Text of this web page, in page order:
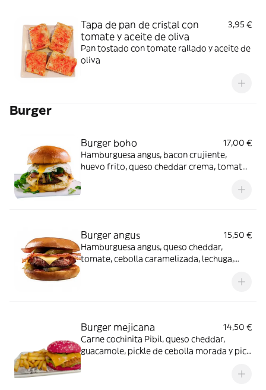
Tapa de pan de cristal con
tomate y aceite de oliva
3,95 €
Pan tostado con tomate rallado y aceite de
oliva
Burger
Burger boho
17,00 €
Hamburguesa angus, bacon crujiente,
huevo frito, queso cheddar crema, tomate,
Burger angus
15,50 €
Hamburguesa angus, queso cheddar,
tomate, cebolla caramelizada, lechuga,
Burger mejicana
14,50 €
Carne cochinita Pibil, queso cheddar,
guacamole, pickle de cebolla morada y pico